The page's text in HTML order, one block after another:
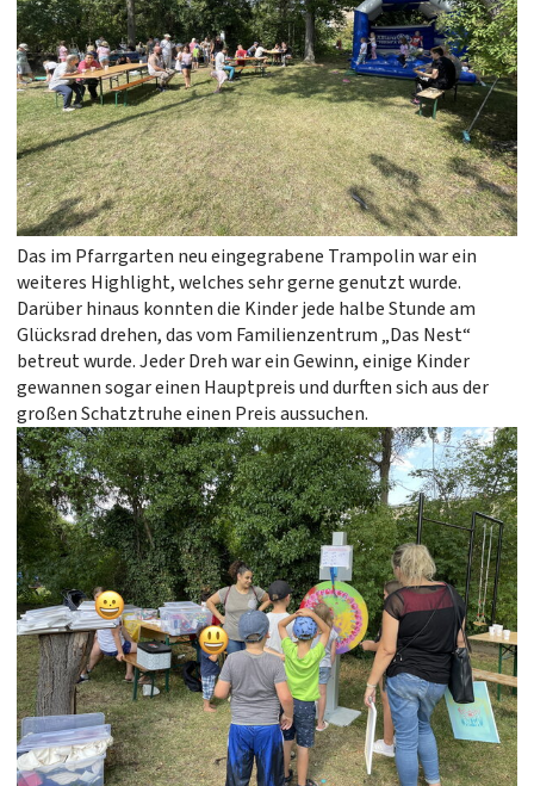
Das im Pfarrgarten neu eingegrabene Trampolin war ein
weiteres Highlight, welches sehr gerne genutzt wurde.
Darüber hinaus konnten die Kinder jede halbe Stunde am
Glücksrad drehen, das vom Familienzentrum „Das Nest“
betreut wurde. Jeder Dreh war ein Gewinn, einige Kinder
gewannen sogar einen Hauptpreis und durften sich aus der
großen Schatztruhe einen Preis aussuchen.